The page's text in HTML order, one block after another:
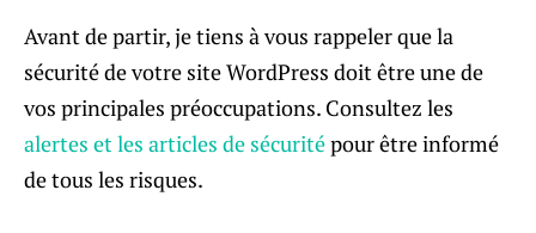
Avant de partir, je tiens à vous rappeler que la
sécurité de votre site WordPress doit être une de
vos principales préoccupations. Consultez les
alertes et les articles de sécuritépour être informé
de tous les risques.